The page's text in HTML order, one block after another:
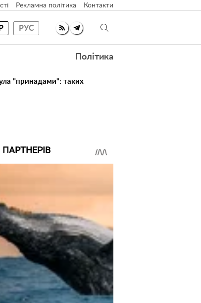
Рекламна політика Контакти
РУС
Політика
"принадами": таких